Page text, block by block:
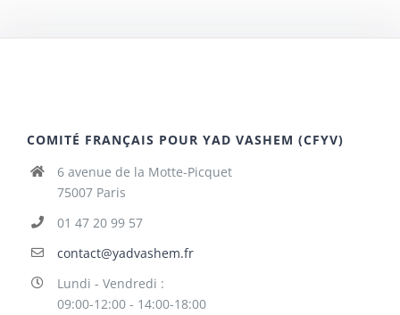
COMITÉ FRANÇAIS POUR YAD VASHEM (CFYV)
6 avenue de la Motte-Picquet
75007 Paris
01 47 20 99 57
contact@yadvashem.fr
Lundi - Vendredi :
09:00-12:00 - 14:00-18:00